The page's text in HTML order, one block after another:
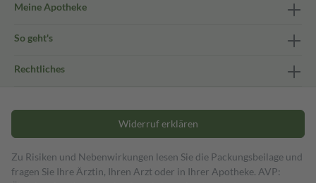
Meine Apotheke
So geht's
Rechtliches
Widerruf erklären
Zu Risiken und Nebenwirkungen lesen Sie die Packungsbeilage und
fragen Sie Ihre Ärztin, Ihren Arzt oder in Ihrer Apotheke. AVP: